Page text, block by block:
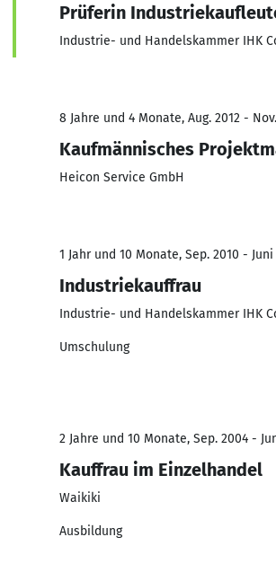
Prüferin
Industrie- und Handelskammer IHK
8 Jahre und 4 Monate, Aug. 2012 -
Kaufmännisches
Heicon Service GmbH
1 Jahr und 10 Monate, Sep. 2010 - Juni
Industriekauffrau
Industrie- und Handelskammer IHK
Umschulung
2 Jahre und 10 Monate, Sep. 2004 -
Kauffrau im Einzelhandel
Waikiki
Ausbildung